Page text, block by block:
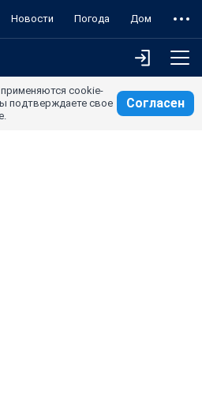
Новости Погода Дом
cookie-
подтверждаете свое
Согласен